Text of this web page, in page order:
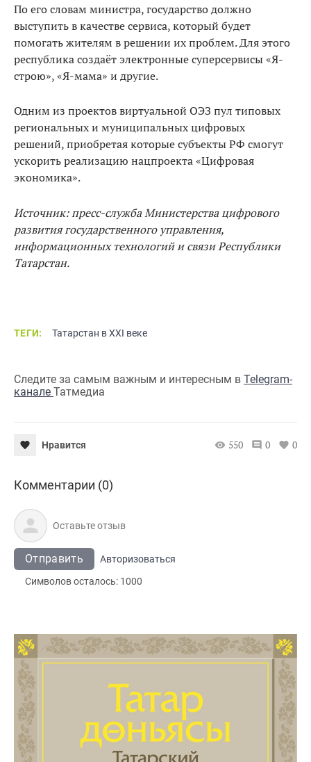
По его словам министра, государство должно
выступить в качестве сервиса, который будет
помогать жителям в решении их проблем. Для этого
республика создаёт электронные суперсервисы «Я-
строю», «Я-мама» и другие.
Одним из проектов виртуальной ОЭЗ пул типовых
региональных и муниципальных цифровых
решений, приобретая которые субъекты РФ смогут
ускорить реализацию нацпроекта «Цифровая
экономика».⠀
Источник: пресс-служба Министерства цифрового
развития государственного управления,
информационных технологий и связи Республики
Татарстан.
ТЕГИ: Татарстан в XXI веке
Следите за самым важным и интересным в Telegram-
канале Татмедиа
Нравится 550 0 0
Комментарии (0)
Отправить
Авторизоваться
Символов осталось: 1000